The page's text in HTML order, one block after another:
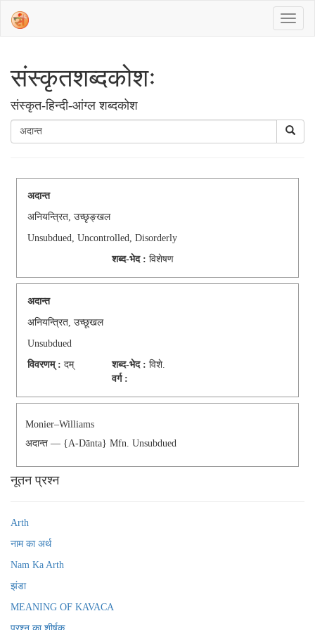
संस्‍कृतशब्‍दकोशः
संस्‍कृत-हिन्दी-आंग्ल शब्दकोश
अदान्त
अनियन्त्रित, उच्छृङ्खल
Unsubdued, Uncontrolled, Disorderly
शब्द-भेद : विशेषण
अदान्त
अनियन्त्रित, उच्छूखल
Unsubdued
विवरणम् : दम् शब्द-भेद : विशे.
वर्ग :
Monier–Williams
अदान्त — {a-Dānta} Mfn. Unsubdued
नूतन प्रश्न
Arth
नाम का अर्थ
Nam Ka Arth
झंडा
MEANING OF KAVACA